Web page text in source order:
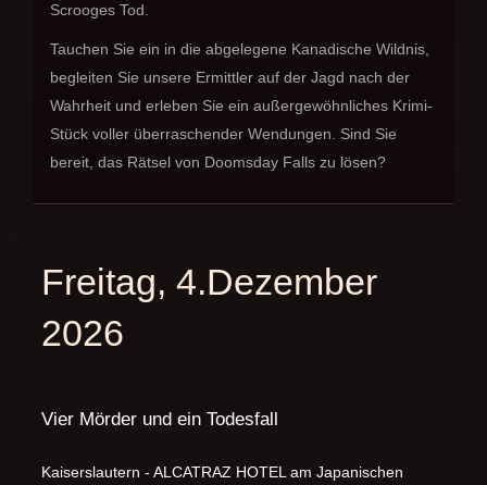
Scrooges Tod.
Tauchen Sie ein in die abgelegene Kanadische Wildnis,
begleiten Sie unsere Ermittler auf der Jagd nach der
Wahrheit und erleben Sie ein außergewöhnliches Krimi-
Stück voller überraschender Wendungen. Sind Sie
bereit, das Rätsel von Doomsday Falls zu lösen?
Freitag, 4.Dezember
2026
Vier Mörder und ein Todesfall
Kaiserslautern - ALCATRAZ HOTEL am Japanischen